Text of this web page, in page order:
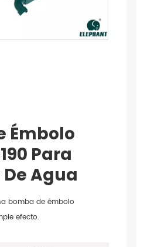
Émbolo
Para
Agua
bomba de émbolo
efecto.